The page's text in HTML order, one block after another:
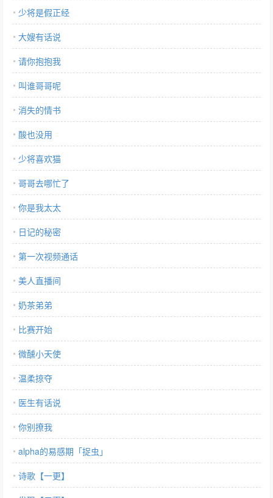
成，人和祁暮云一起意外离世。 重生后，回到六年前的叶雪乔立刻
退了这门婚事。 是物理竞赛不香，还是天文奥赛无趣？ 去TM的狗
男人，他心中只有学习！ 但事情总是超乎想象。 他请教同学问
题，祁暮云不许，非要自己来教他。 他对其他alpha笑了笑，祁暮
云生气，还跟在他身后做保镖。 他不想吃饭，祁暮云拿着胡萝卜便
当坐在他面前，蹙着眉头对他说：“我做的，你必须吃，你喜欢吃
哪个品种的胡萝卜，告诉我，明天继续做。” 叶雪乔：“哪种也不
吃。” 攻视角： 祁暮云重回十七岁，对叶家那门亲事期待至极。 到
了被提亲的那天，他压抑着内心的激动，期待地看向叶雪乔，说：
“是来和我说正事的吗？” 叶雪乔斩钉截铁：“是正事，我要退婚！”
本文又名《今天祁学神也在查恋爱秘籍》、《钢铁直a追妻法
则》、《如何打动一只兔子的心》、《兔子生气会咬人》、《铁憨
憨变形记》 -小剧场 一日，某同学轻轻碰了叶雪乔的兔耳朵。 只见
一向高冷的祁学神“唰”地站起，怒道：“谁让你碰我老婆耳朵
的？！” 又见叶雪乔“唰”地站起，怒道：“谁是你老婆？！” 信息
素：乌木沉香x薄荷青草 （薄荷的花语是：愿与你再次相见XD 1 双
重生 攻受视角都有 但主受 2 两人都是初恋 彼此只有唯一 3 abo，
带小动物二阶分化这个私设，攻是西伯利亚大尾巴狼，受是小白兔
4 破镜原因不狗血，不是出轨/家暴等可怕的原因，是因为攻钢铁憨
憨 粘粘的系列文：情敌竟馋我的身子 双军官ao恋/年上/情敌变情
人/霸道军痞alpha x 又娇又撩傲娇omega 帝国基地翻译官贺慕棠，
天使面孔，天才语言学家，笑容又甜又可爱，却是个不折不扣的切
开黑。 基地指挥官顾衡文，高大英俊，天才头脑，平日见谁都嘻嘻
哈哈，唯独和小情敌贺慕棠一言不合就开撕，每逢见面必定较量一
番。 一日，基地传闻，指挥官和翻译官同时失恋了。 两人战火停
止了一月有余，顾衡文手捧玫瑰送到贺慕棠办公桌，扬言要追贺慕
棠。 众人n脸懵逼。 贺慕棠冷哼一声：“他疯了。” 顾衡文笑眯眯地
在贺慕棠耳鬓厮磨：“粘粘，那天晚上，还满意么？叔叔喜欢你。”
贺慕棠怒而摔花：“粘粘是你能叫的么？！” 半年后—— 贺慕棠抱着
顾衡文索吻，轻声说：“叔叔早就喜欢我对不对？” 顾衡文：“那可
不，宝贝可真难追。”本小说网提供喜马拉雅种猫著作的少将宠婚
日常最新章节，少将宠婚日常全文免费阅读，少将宠婚日常无弹窗
清爽阅读体验！…
少将是假正经
大嫂有话说
请你抱抱我
叫谁哥哥呢
消失的情书
酸也没用
少将喜欢猫
哥哥去哪忙了
你是我太太
日记的秘密
第一次视频通话
美人直播间
奶茶弟弟
比赛开始
微醺小天使
温柔掠夺
医生有话说
你别撩我
alpha的易感期「捉虫」
诗歌【一更】